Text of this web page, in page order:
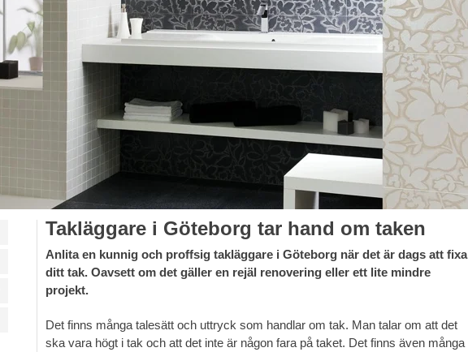
Takläggare i Göteborg tar hand om taken
Anlita en kunnig och proffsig takläggare i Göteborg när det är dags att fixa
ditt tak. Oavsett om det gäller en rejäl renovering eller ett lite mindre
projekt.
Det finns många talesätt och uttryck som handlar om tak. Man talar om att det
ska vara högt i tak och att det inte är någon fara på taket. Det finns även många